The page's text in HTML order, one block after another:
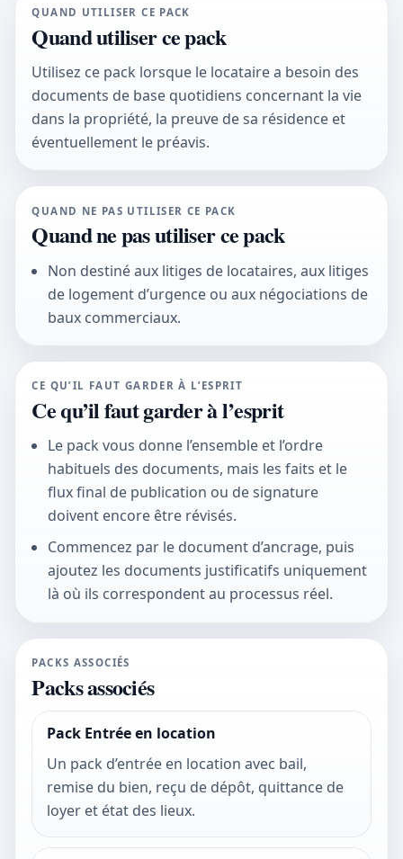
QUAND UTILISER CE PACK
Quand utiliser ce pack
Utilisez ce pack lorsque le locataire a besoin des
documents de base quotidiens concernant la vie
dans la propriété, la preuve de sa résidence et
éventuellement le préavis.
QUAND NE PAS UTILISER CE PACK
Quand ne pas utiliser ce pack
Non destiné aux litiges de locataires, aux litiges
de logement d’urgence ou aux négociations de
baux commerciaux.
CE QU’IL FAUT GARDER À L’ESPRIT
Ce qu’il faut garder à l’esprit
Le pack vous donne l’ensemble et l’ordre
habituels des documents, mais les faits et le
flux final de publication ou de signature
doivent encore être révisés.
Commencez par le document d’ancrage, puis
ajoutez les documents justificatifs uniquement
là où ils correspondent au processus réel.
PACKS ASSOCIÉS
Packs associés
Pack Entrée en location
Un pack d’entrée en location avec bail,
remise du bien, reçu de dépôt, quittance de
loyer et état des lieux.